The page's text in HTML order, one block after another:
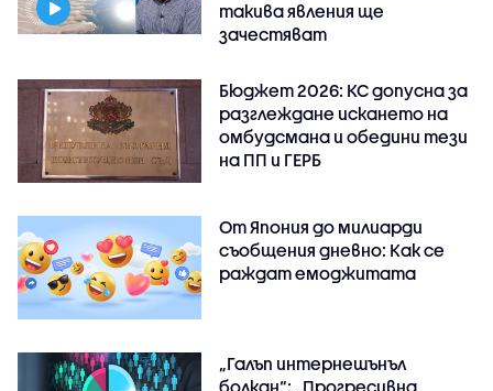
такива явления ще
зачестяват
Бюджет 2026: КС допусна за
разглеждане искането на
омбудсмана и обедини тези
на ПП и ГЕРБ
От Япония до милиарди
съобщения дневно: Как се
раждат емоджитата
„Галъп интернешънъл
болкан“: „Прогресивна